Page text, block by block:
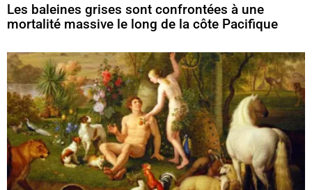
Les baleines grises sont confrontées à une
mortalité massive le long de la côte Pacifique